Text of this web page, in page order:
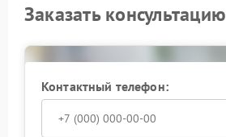
Заказать консультацию
Контактный телефон: